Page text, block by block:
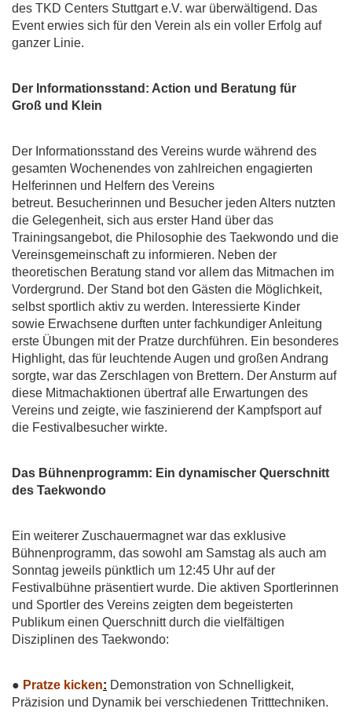
des TKD Centers Stuttgart e.V. war überwältigend. Das
Event erwies sich für den Verein als ein voller Erfolg auf
ganzer Linie.
Der Informationsstand: Action und Beratung für
Groß und Klein
Der Informationsstand des Vereins wurde während des
gesamten Wochenendes von zahlreichen engagierten
Helferinnen und Helfern des Vereins
betreut. Besucherinnen und Besucher jeden Alters nutzten
die Gelegenheit, sich aus erster Hand über das
Trainingsangebot, die Philosophie des Taekwondo und die
Vereinsgemeinschaft zu informieren. Neben der
theoretischen Beratung stand vor allem das Mitmachen im
Vordergrund. Der Stand bot den Gästen die Möglichkeit,
selbst sportlich aktiv zu werden. Interessierte Kinder
sowie Erwachsene durften unter fachkundiger Anleitung
erste Übungen mit der Pratze durchführen. Ein besonderes
Highlight, das für leuchtende Augen und großen Andrang
sorgte, war das Zerschlagen von Brettern. Der Ansturm auf
diese Mitmachaktionen übertraf alle Erwartungen des
Vereins und zeigte, wie faszinierend der Kampfsport auf
die Festivalbesucher wirkte.
Das Bühnenprogramm: Ein dynamischer Querschnitt
des Taekwondo
Ein weiterer Zuschauermagnet war das exklusive
Bühnenprogramm, das sowohl am Samstag als auch am
Sonntag jeweils pünktlich um 12:45 Uhr auf der
Festivalbühne präsentiert wurde. Die aktiven Sportlerinnen
und Sportler des Vereins zeigten dem begeisterten
Publikum einen Querschnitt durch die vielfältigen
Disziplinen des Taekwondo:
● Pratze kicken: Demonstration von Schnelligkeit,
Präzision und Dynamik bei verschiedenen Tritttechniken.